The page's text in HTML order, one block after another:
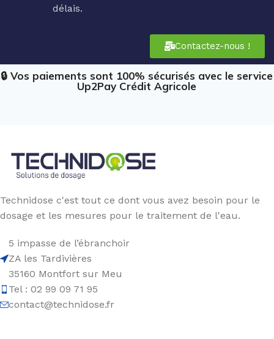
délais.
Contactez-nous !
🔒 Vos paiements sont 100% sécurisés avec le service
Up2Pay Crédit Agricole
Technidose c'est tout ce dont vous avez besoin pour le
dosage et les mesures pour le traitement de l'eau.
5 impasse de l’ébranchoir
ZA les Tardivières
35160 Montfort sur Meu
Tel : 02 99 09 71 95
contact@technidose.fr